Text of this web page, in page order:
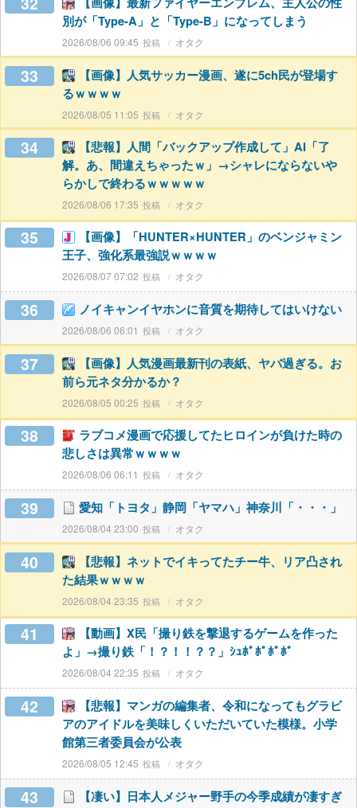
別が「Type-A」と「Type-B」になってしまう
2026/08/06 09:45 オタク
33
【画像】人気サッカー漫画、遂に5ch民が登場す
るｗｗｗｗ
2026/08/05 11:05 オタク
34
【悲報】人間「バックアップ作成して」AI「了
解。あ、間違えちゃったｗ」→シャレにならないや
らかしで終わるｗｗｗｗｗ
2026/08/06 17:35 オタク
35
【画像】「HUNTER×HUNTER」のベンジャミン
王子、強化系最強説ｗｗｗｗ
2026/08/07 07:02 オタク
36 ノイキャンイヤホンに音質を期待してはいけない
2026/08/06 06:01 オタク
37
【画像】人気漫画最新刊の表紙、ヤバ過ぎる。お
前ら元ネタ分かるか？
2026/08/05 00:25 オタク
38
ラブコメ漫画で応援してたヒロインが負けた時の
悲しさは異常ｗｗｗｗ
2026/08/06 06:11 オタク
39 愛知「トヨタ」静岡「ヤマハ」神奈川「・・・」
2026/08/04 23:00 オタク
40
【悲報】ネットでイキってたチー牛、リア凸され
た結果ｗｗｗｗ
2026/08/04 23:35 オタク
41
【動画】X民「撮り鉄を撃退するゲームを作った
よ」→撮り鉄「！？！！？？」ｼｭﾎﾟﾎﾟﾎﾟﾎﾟ
2026/08/04 22:35 オタク
42
【悲報】マンガの編集者、令和になってもグラビ
アのアイドルを美味しくいただいていた模様。小学
館第三者委員会が公表
2026/08/05 12:45 オタク
43
【凄い】日本人メジャー野手の今季成績が凄すぎ